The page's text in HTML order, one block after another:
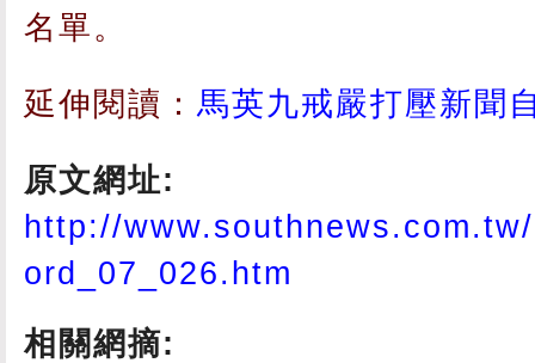
名單。
延伸閱讀： 馬英九戒嚴打壓新聞
原文網址:
http://
ord_07_026.htm
相關網摘: